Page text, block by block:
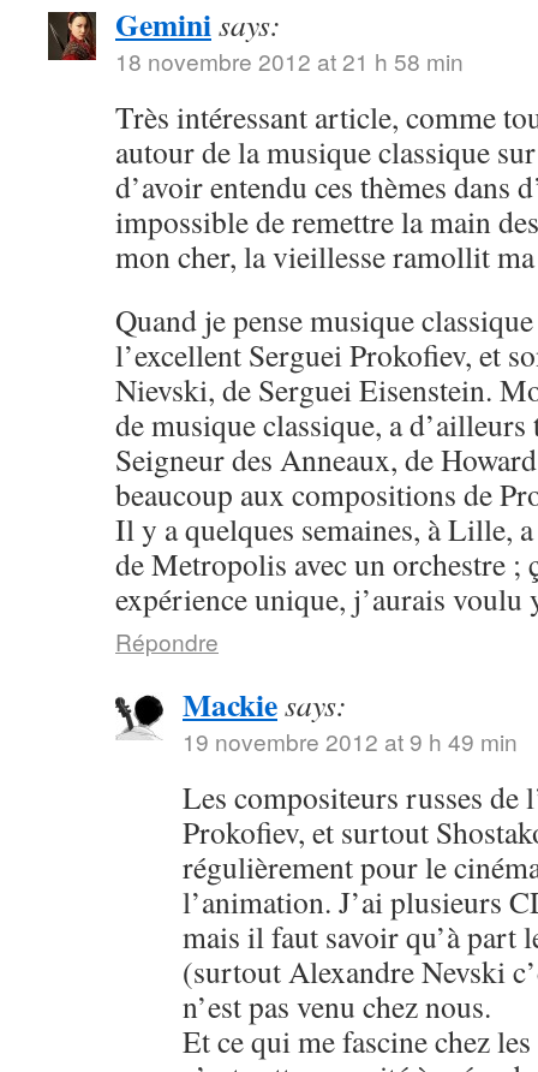
Geminisays:
18 novembre 2012 at 21 h 58 min
Très intéressant article, comme
autour de la musique classique
d’avoir entendu ces thèmes dans
impossible de remettre la main
mon cher, la vieillesse ramollit
Quand je pense musique
l’excellent Serguei Prokofiev, et
Nievski, de Serguei Eisenstein.
de musique classique, a
Seigneur des Anneaux, de
beaucoup aux compositions de
Il y a quelques semaines, à Lille,
de Metropolis avec un orchestre ;
expérience unique, j’aurais voulu
Répondre
Mackiesays:
19 novembre 2012 at 9 h 49 min
Les compositeurs russes de
Prokofiev, et surtout
régulièrement pour le
l’animation. J’ai plusieurs
mais il faut savoir qu’à part
(surtout Alexandre Nevski
n’est pas venu chez nous.
Et ce qui me fascine chez